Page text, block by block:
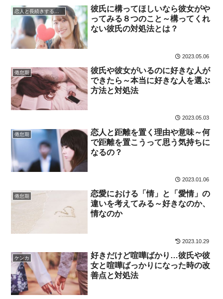
彼氏に構ってほしいなら彼女がや
ってみる８つのこと～構ってくれ
ない彼氏の対処法とは？
2023.05.06
倦怠期
彼氏や彼女がいるのに好きな人が
できたら～本当に好きな人を選ぶ
方法と対処法
2023.05.03
倦怠期
恋人と距離を置く理由や意味～何
で距離を置こうって思う気持ちに
なるの？
2023.01.06
倦怠期
恋愛における「情」と「愛情」の
違いを考えてみる～好きなのか、
情なのか
2023.10.29
ケンカ
好きだけど喧嘩ばかり…彼氏や彼
女と喧嘩ばっかりになった時の改
善点と対処法